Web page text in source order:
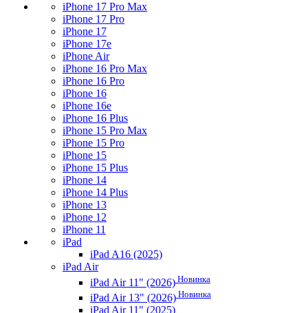
iPhone 17 Pro Max
iPhone 17 Pro
iPhone 17
iPhone 17e
iPhone Air
iPhone 16 Pro Max
iPhone 16 Pro
iPhone 16
iPhone 16e
iPhone 16 Plus
iPhone 15 Pro Max
iPhone 15 Pro
iPhone 15
iPhone 15 Plus
iPhone 14
iPhone 14 Plus
iPhone 13
iPhone 12
iPhone 11
iPad
iPad A16 (2025)
iPad Air
iPad Air 11" (2026) Новинка
iPad Air 13" (2026) Новинка
iPad Air 11" (2025)